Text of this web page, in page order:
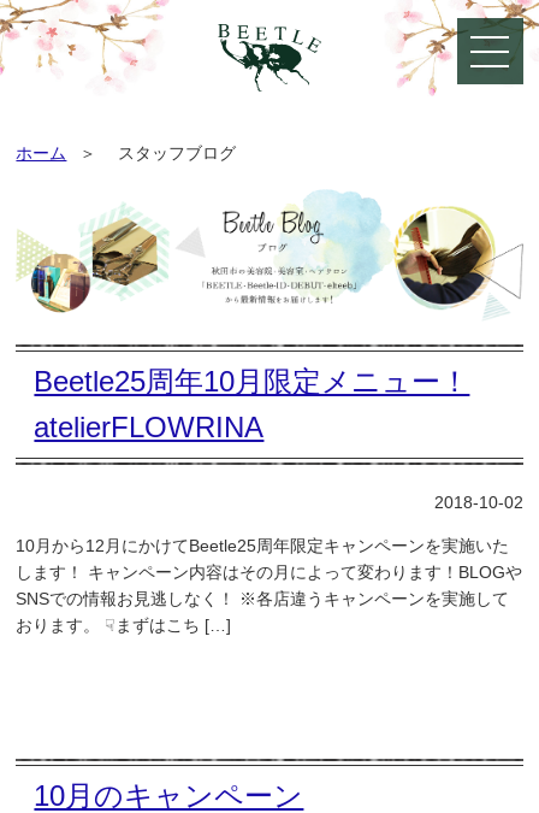
ホーム スタッフブログ
Beetle25周年10月限定メニュー！
atelierFLOWRINA
2018-10-02
10月から12月にかけてBeetle25周年限定キャンペーンを実施いた
します！ キャンペーン内容はその月によって変わります！BLOGや
SNSでの情報お見逃しなく！ ※各店違うキャンペーンを実施して
おります。 ☟まずはこち […]
10月のキャンペーン